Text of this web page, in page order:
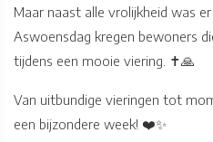
Maar naast alle vrolijkheid was
Aswoensdag kregen bewoners
tijdens een mooie viering. ✝️🙏
Van uitbundige vieringen tot
een bijzondere week! ❤️✨